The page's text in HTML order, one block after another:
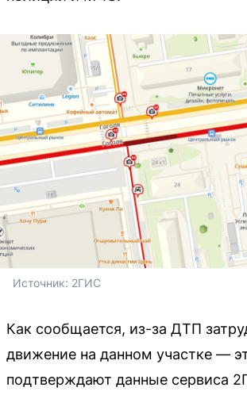
Источник: 2ГИС
Как сообщается, из-за ДТП
движение на данном участке —
подтверждают данные сервиса